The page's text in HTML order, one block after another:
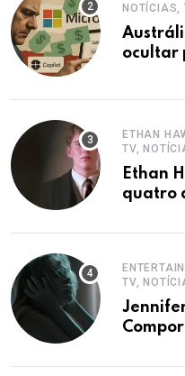
NOTÍCIAS,
ocultar
ETHAN
TV,
Ethan
quatro
TV,
defesa.